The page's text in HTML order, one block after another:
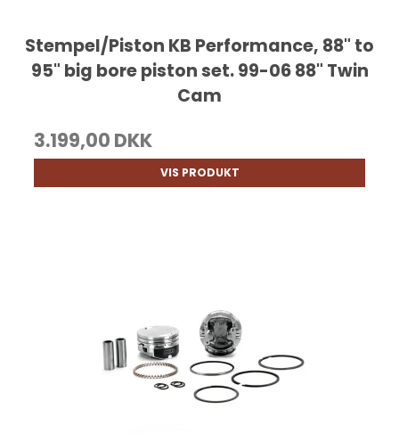
Stempel/Piston KB Performance, 88" to
95" big bore piston set. 99-06 88" Twin
Cam
3.199,00 DKK
VIS PRODUKT